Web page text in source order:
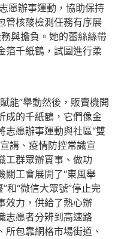
愿辦事運動，協助保持
管核酸檢測任務有序展
與擔負。她的蕾絲絲帶
箔千紙鶴，試圖進行柔
”舉動然後，販賣機開
成的千紙鶴，它們像金
志愿辦事運動與社區“雙
講、疫情防控常識宣
工群眾辦實事、做功
關工會展開了“東風舉
和“微信大眾號”停止完
效力，供給了熱心辦
志愿者分辨到高速路
所包靠網格市場街道、